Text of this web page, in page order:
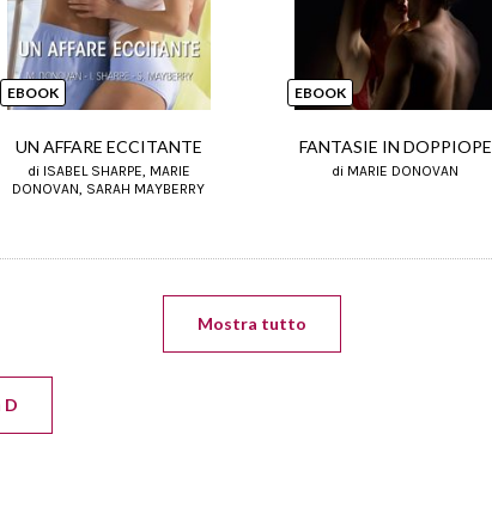
EBOOK
UN AFFARE ECCITANTE
di ISABEL SHARPE, MARIE
DONOVAN, SARAH MAYBERRY
EBOOK
FANTASIE IN DOPPIOPE
di MARIE DONOVAN
Mostra tutto
D